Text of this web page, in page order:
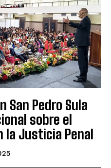
San Pedro Sula
sobre el
la Justicia Penal